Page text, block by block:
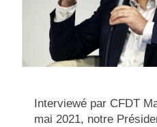
Interviewé par CFDT
mai 2021, notre